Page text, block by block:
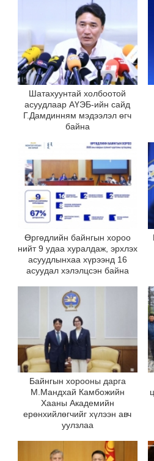
Шатахуунтай холбоотой
асуудлаар АҮЭБ-ийн сайд
Г.Дамдинням мэдээлэл өгч
байна
Өргөдлийн байнгын хороо
нийт 9 удаа хуралдаж, эрхлэх
асуудлынхаа хүрээнд 16
асуудал хэлэлцсэн байна
Байнгын хорооны дарга
М.Мандхай Камбожийн
Хааны Академийн
ерөнхийлөгчийг хүлээн авч
уулзлаа